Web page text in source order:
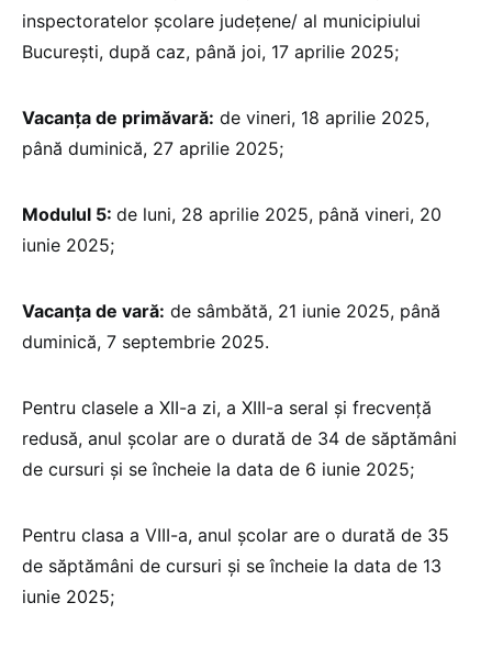
inspectoratelor școlare județene/ al municipiului
București, după caz, până joi, 17 aprilie 2025;
Vacanța de primăvară: de vineri, 18 aprilie 2025,
până duminică, 27 aprilie 2025;
Modulul 5: de luni, 28 aprilie 2025, până vineri, 20
iunie 2025;
Vacanța de vară: de sâmbătă, 21 iunie 2025, până
duminică, 7 septembrie 2025.
Pentru clasele a XII-a zi, a XIII-a seral și frecvență
redusă, anul școlar are o durată de 34 de săptămâni
de cursuri și se încheie la data de 6 iunie 2025;
Pentru clasa a VIII-a, anul școlar are o durată de 35
de săptămâni de cursuri și se încheie la data de 13
iunie 2025;